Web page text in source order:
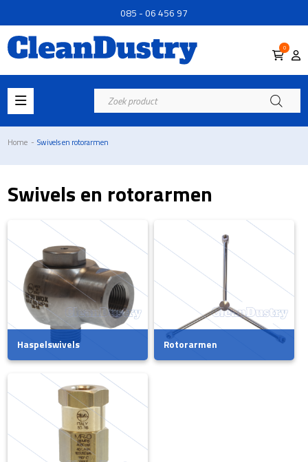
085 - 06 456 97
0
Producten
zoeken
Home - Swivels en rotorarmen
Swivels en rotorarmen
Haspelswivels Rotorarmen